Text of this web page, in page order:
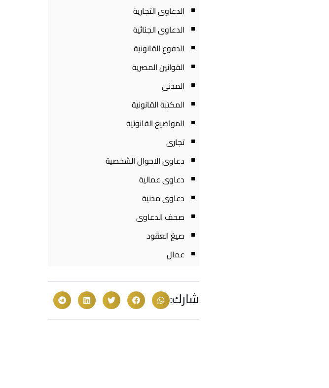
الدعاوى التجارية
الدعاوى الجنائية
الدفوع القانونية
القوانين المصرية
المدنى
المكتبة القانونية
المواضيع القانونية
تجارى
دعاوى الاحوال الشخصية
دعاوى عمالية
دعاوى مدنية
صحف الدعاوى
صيغ العقود
عمال
شارك: